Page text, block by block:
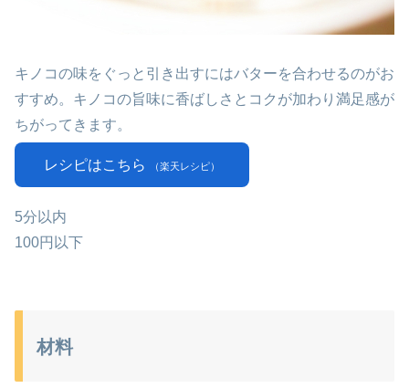
キノコの味をぐっと引き出すにはバターを合わせるのがお
すすめ。キノコの旨味に香ばしさとコクが加わり満足感が
ちがってきます。
レシピはこちら （楽天レシピ）
5分以内
100円以下
材料